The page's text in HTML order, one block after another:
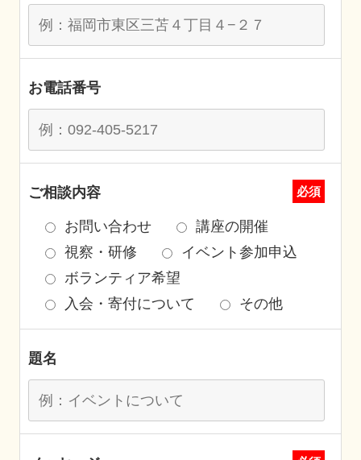
お電話番号
ご相談内容 必須
お問い合わせ
講座の開催
視察・研修
イベント参加申込
ボランティア希望
入会・寄付について
その他
題名